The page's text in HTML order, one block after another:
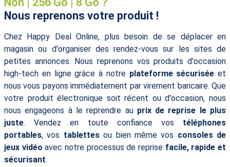
Nous reprenons votre produit !
Chez Happy Deal Online, plus besoin de se déplacer en
magasin ou d'organiser des rendez-vous sur les sites de
petites annonces. Nous reprenons vos produits d'occasion
high-tech en ligne grâce à notre plateforme sécurisée et
nous vous payons immédiatement par virement bancaire. Que
votre produit électronique soit récent ou d'occasion, nous
nous engageons à le reprendre au prix de reprise le plus
juste. Vendez en toute confiance vos téléphones
portables, vos tablettesou bien même vos consoles de
jeux vidéo avec notre processus de reprise facile, rapide et
sécurisant.